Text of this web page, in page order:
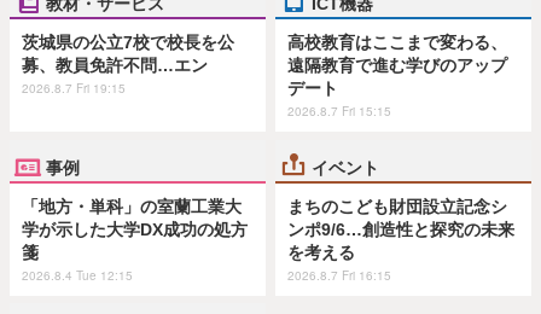
茨城県の公立7校で校長を公
募、教員免許不問…エン
2026.8.7 Fri 19:15
高校教育はここまで変わる、
遠隔教育で進む学びのアップ
デート
2026.8.7 Fri 15:15
事例
「地方・単科」の室蘭工業大
学が示した大学DX成功の処方
箋
2026.8.4 Tue 12:15
イベント
まちのこども財団設立記念シ
ンポ9/6…創造性と探究の未来
を考える
2026.8.7 Fri 16:15